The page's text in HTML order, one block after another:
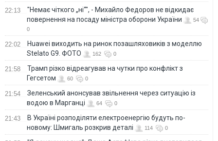
22:13
"Немає чіткого „ні“", - Михайло Федоров не відкидає
повернення на посаду міністра оборони України
54
0
22:02
Huawei виходить на ринок позашляховиків з моделлю
Stelato G9. ФОТО
162 0
21:58
Трамп різко відреагував на чутки про конфлікт з
Гегсетом
60 0
21:54
Зеленський анонсував звільнення через ситуацію із
водою в Марганці
64 0
21:43
В Україні розподіляти електроенергію будуть по-
новому: Шмигаль розкрив деталі
114 0